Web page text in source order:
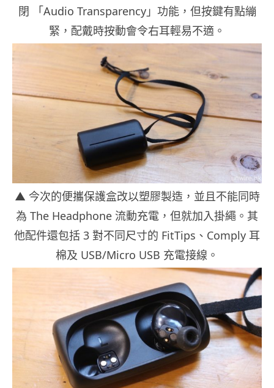
閉 「Audio Transparency」功能，但按鍵有點繃
緊，配戴時按動會令右耳輕易不適。
▲ 今次的便攜保護盒改以塑膠製造，並且不能同時
為 The Headphone 流動充電，但就加入掛繩。其
他配件還包括 3 對不同尺寸的 FitTips、Comply 耳
棉及 USB/Micro USB 充電接線。